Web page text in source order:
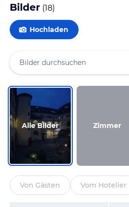
Bilder (18)
Hochladen
Alle Bilder Zimmer
Von Gästen Vom Hotelier